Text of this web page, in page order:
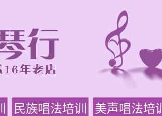
民族唱法培训 美声唱法培训